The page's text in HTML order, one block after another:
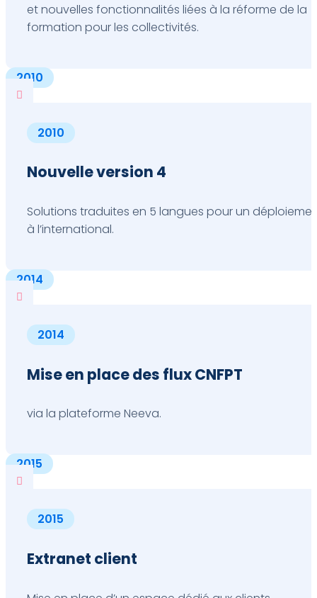
et nouvelles fonctionnalités liées à la réforme de la
formation pour les collectivités.
2010

2010
Nouvelle version 4
Solutions traduites en 5 langues pour un
à l’international.
2014

2014
Mise en place des flux CNFPT
via la plateforme Neeva.
2015

2015
Extranet client